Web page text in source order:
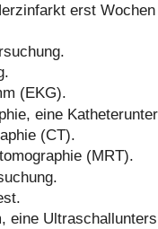
erst
(EKG).
eine
(CT).
(MRT).
eine